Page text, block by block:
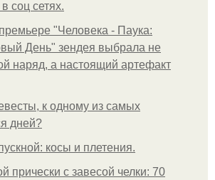
соц сетях.
"Человека - Паука:
День" зендея выбрала не
наряд, а настоящий артефакт
к одному из самых
дней?
косы и плетения.
прически с завесой челки: 70